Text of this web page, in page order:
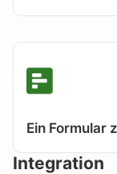
Ein Formular
Integration